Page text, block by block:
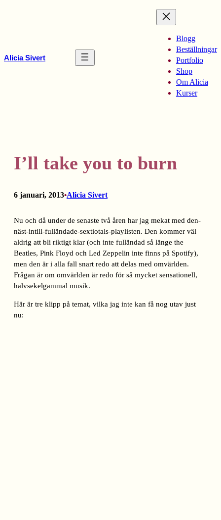
Alicia Sivert
Blogg
Beställningar
Portfolio
Shop
Om Alicia
Kurser
I’ll take you to burn
6 januari, 2013•Alicia Sivert
Nu och då under de senaste två åren har jag mekat med den-
näst-intill-fulländade-sextiotals-playlisten. Den kommer väl
aldrig att bli riktigt klar (och inte fulländad så länge the
Beatles, Pink Floyd och Led Zeppelin inte finns på Spotify),
men den är i alla fall snart redo att delas med omvärlden.
Frågan är om omvärlden är redo för så mycket sensationell,
halvsekelgammal musik.
Här är tre klipp på temat, vilka jag inte kan få nog utav just
nu: